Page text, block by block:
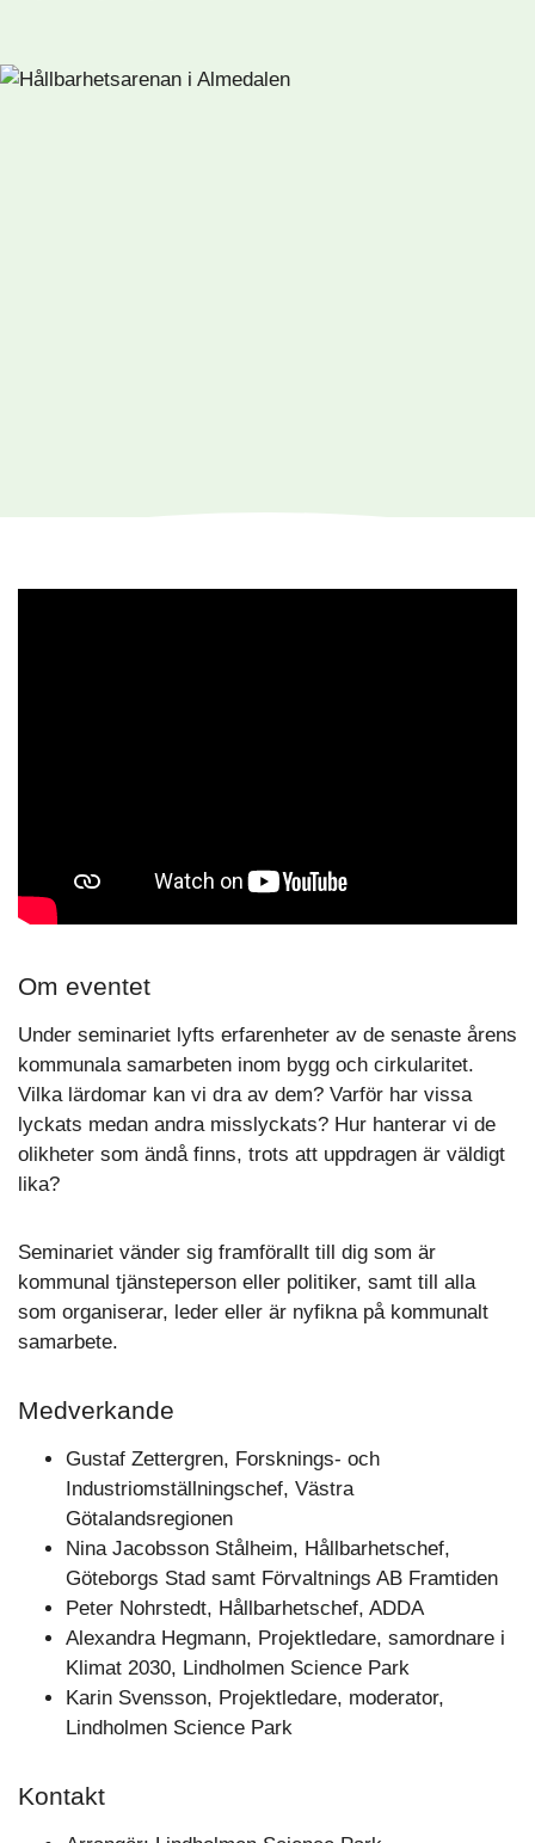
Om eventet
Under seminariet lyfts erfarenheter av de senaste årens
kommunala samarbeten inom bygg och cirkularitet.
Vilka lärdomar kan vi dra av dem? Varför har vissa
lyckats medan andra misslyckats? Hur hanterar vi de
olikheter som ändå finns, trots att uppdragen är väldigt
lika?
Seminariet vänder sig framförallt till dig som är
kommunal tjänsteperson eller politiker, samt till alla
som organiserar, leder eller är nyfikna på kommunalt
samarbete.
Medverkande
Gustaf Zettergren, Forsknings- och
Industriomställningschef, Västra
Götalandsregionen
Nina Jacobsson Stålheim, Hållbarhetschef,
Göteborgs Stad samt Förvaltnings AB Framtiden
Peter Nohrstedt, Hållbarhetschef, ADDA
Alexandra Hegmann, Projektledare, samordnare i
Klimat 2030, Lindholmen Science Park
Karin Svensson, Projektledare, moderator,
Lindholmen Science Park
Kontakt